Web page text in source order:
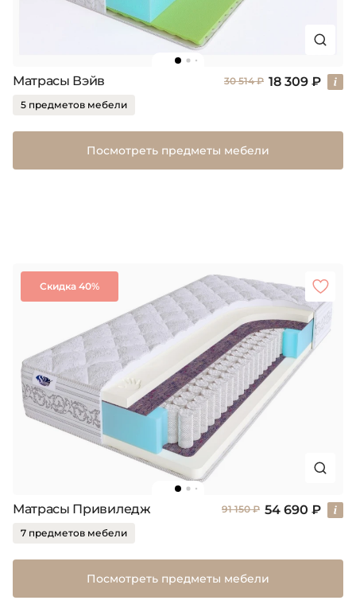
Матрасы Вэйв 30 514 ₽ 18 309 ₽
5 предметов мебели
Посмотреть предметы мебели
Скидка 40%
Матрасы Привиледж 91 150 ₽ 54 690 ₽
7 предметов мебели
Посмотреть предметы мебели